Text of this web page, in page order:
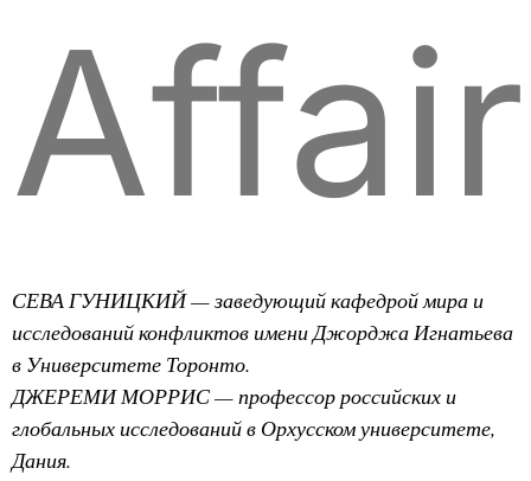
СЕВА ГУНИЦКИЙ — заведующий кафедрой мира и
исследований конфликтов имени Джорджа Игнатьева
в Университете Торонто.
ДЖЕРЕМИ МОРРИС — профессор российских и
глобальных исследований в Орхусском университете,
Дания.